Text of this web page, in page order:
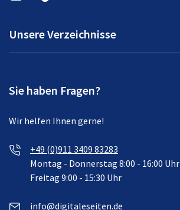
Unsere Verzeichnisse
Sie haben Fragen?
Wir helfen Ihnen gerne!
+49 (0)911 3409 83283
Montag - Donnerstag 8:00 - 16:00 Uhr
Freitag 9:00 - 15:30 Uhr
info@digitaleseiten.de